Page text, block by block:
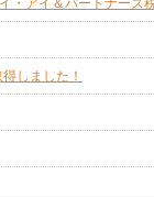
しました！